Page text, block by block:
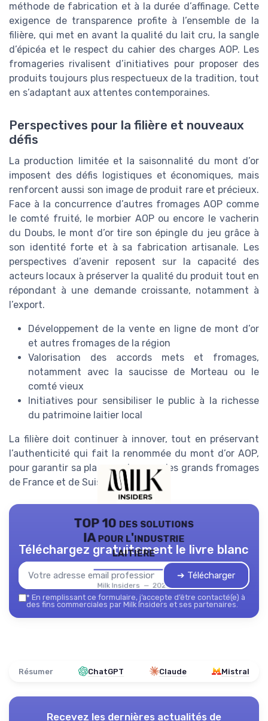
méthode de fabrication et à la durée d’affinage. Cette
exigence de transparence profite à l’ensemble de la
filière, qui met en avant la qualité du lait cru, la sangle
d’épicéa et le respect du cahier des charges AOP. Les
fromageries rivalisent d’initiatives pour proposer des
produits toujours plus respectueux de la tradition, tout
en s’adaptant aux attentes contemporaines.
Perspectives pour la filière et nouveaux
défis
La production limitée et la saisonnalité du mont d’or
imposent des défis logistiques et économiques, mais
renforcent aussi son image de produit rare et précieux.
Face à la concurrence d’autres fromages AOP comme
le comté fruité, le morbier AOP ou encore le vacherin
du Doubs, le mont d’or tire son épingle du jeu grâce à
son identité forte et à sa fabrication artisanale. Les
perspectives d’avenir reposent sur la capacité des
acteurs locaux à préserver la qualité du produit tout en
répondant à une demande croissante, notamment à
l’export.
Développement de la vente en ligne de mont d’or
et autres fromages de la région
Valorisation des accords mets et fromages,
notamment avec la saucisse de Morteau ou le
comté vieux
Initiatives pour sensibiliser le public à la richesse
du patrimoine laitier local
La filière doit continuer à innover, tout en préservant
l’authenticité qui fait la renommée du mont d’or AOP,
pour garantir sa place sur la page des grands fromages
de France et de Suisse.
TOP 10 des solutions
IA pour l'industrie
laitière
Milk Insiders — 2026
Téléchargez gratuitement le livre blanc
➔ Télécharger
* En remplissant ce formulaire, j’accepte d’être contacté(e) à
des fins commerciales par Milk Insiders et ses partenaires.
Résumer ChatGPT Claude Mistral
Recevez les dernières actualités de